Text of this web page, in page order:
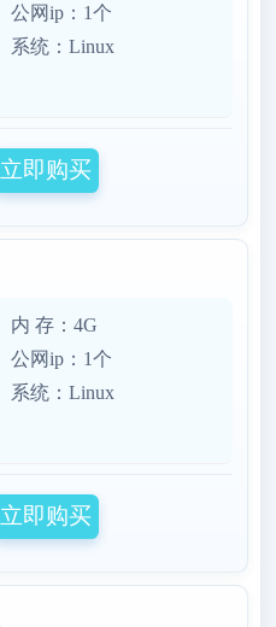
公网ip：1个
系统：Linux
立即购买
内 存：4G
公网ip：1个
系统：Linux
立即购买